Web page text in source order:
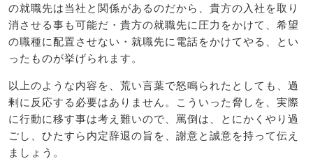
の就職先は当社と関係があるのだから、貴方の入社を取り
消させる事も可能だ・貴方の就職先に圧力をかけて、希望
の職種に配置させない・就職先に電話をかけてやる、とい
ったものが挙げられます。
以上のような内容を、荒い言葉で怒鳴られたとしても、過
剰に反応する必要はありません。こういった脅しを、実際
に行動に移す事は考え難いので、罵倒は、とにかくやり過
ごし、ひたすら内定辞退の旨を、謝意と誠意を持って伝え
ましょう。